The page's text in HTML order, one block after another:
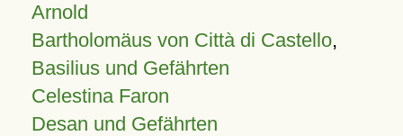
Arnold
Bartholomäus von Città di Castello,
Basilius und Gefährten
Celestina Faron
Desan und Gefährten